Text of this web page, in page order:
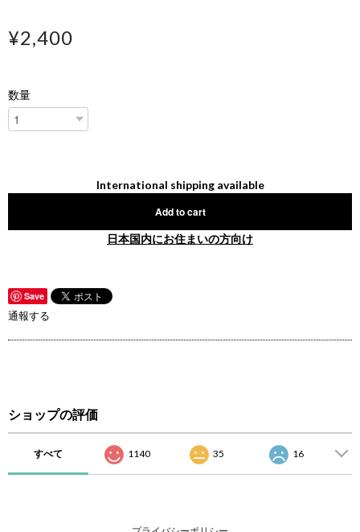
¥2,400
数量
International shipping available
Add to cart
日本国内にお住まいの方向け
Save
通報する
ショップの評価
すべて 1140 35 16